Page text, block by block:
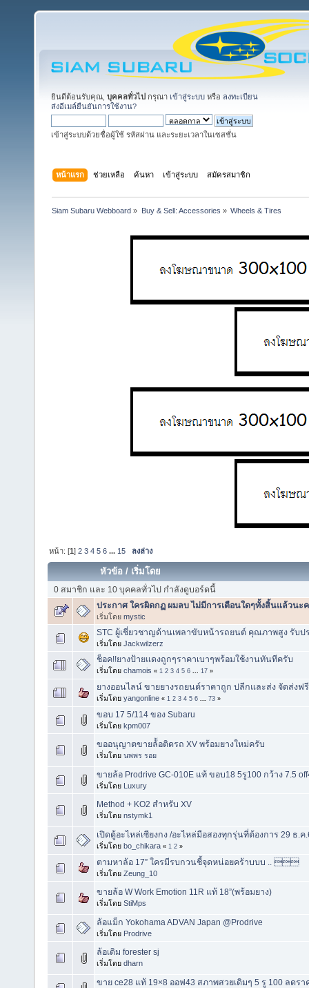
ยินดีต้อนรับคุณ, บุคคลทั่วไป กรุณา เข้าสู่ระบบ หรือ ลงทะเบียน
ส่งอีเมล์ยืนยันการใช้งาน?
เข้าสู่ระบบด้วยชื่อผู้ใช้ รหัสผ่าน และระยะเวลาในเซสชั่น
หน้าแรก ช่วยเหลือ ค้นหา เข้าสู่ระบบ สมัครสมาชิก
Siam Subaru Webboard » Buy & Sell: Accessories » Wheels & Tires
หน้า: [1]2 3 4 5 6 ... 15 ลงล่าง
หัวข้อ / เริ่มโดย
0 สมาชิก และ 10 บุคคลทั่วไป กำลังดูบอร์ดนี้
ประกาศ ใครผิดกฏ ผมลบ ไม่มีการเตือนใดๆทั้งสิ้นแล้วนะ
เริ่มโดย mystic
STC ผู้เชี่ยวชาญด้านเพลาขับหน้ารถยนต์ คุณภาพสูง รับป
เริ่มโดย Jackwilzerz
ช็อค!!ยางป้ายแดงถูกๆราคาเบาๆพร้อมใช้งานทันทีครับ
เริ่มโดย chamois « 1 2 3 4 5 6 17 »
ยางออนไลน์ ขายยางรถยนต์ราคาถูก ปลีกและส่ง จัดส่งฟรี
เริ่มโดย yangonline « 1 2 3 4 5 6 73 »
ขอบ 17 5/114 ของ Subaru
เริ่มโดย kpm007
ขออนุญาต​ขายล้้อติดรถ XV พร้อมยางใหม่ครับ
เริ่มโดย นพพร รอย
ขายล้อ Prodrive GC-010E แท้ ขอบ18 5รู100 กว้าง 7.5
เริ่มโดย Luxury
Method + KO2 สำหรับ XV
เริ่มโดย nstymk1
เปิดตู้อะไหล่เซียงกง /อะไหล่มือสองทุกรุ่นที่ต้องการ 29 ธ.ค
เริ่มโดย bo_chikara « 1 2 »
ตามหาล้อ 17” ใครมีรบกวนชี้จุดหน่อยคร้าบบบ .. 
เริ่มโดย Zeung_10
ขายล้อ W Work Emotion 11R แท้ 18”(พร้อมยาง)
เริ่มโดย StiMps
ล้อแม็ก Yokohama ADVAN Japan @Prodrive
เริ่มโดย Prodrive
ล้อเดิม forester sj
เริ่มโดย dharn
ขาย ce28 แท้ 19×8 ออฟ43 สภาพสวยเดิมๆ 5 รู 100 ลดรา